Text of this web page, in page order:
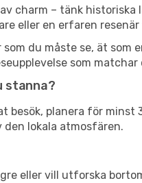
charm – tänk
eller en erfaren
som du måste se, ät
som
stanna?
besök, planera för
den lokala atmosfären.
eller vill utforska